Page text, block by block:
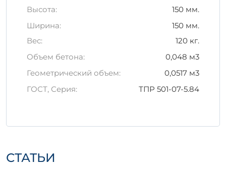
гарантируете себе надежное решение для
соответствующее самым высоким
стандартам качества.
Высота:
150 мм.
Ширина:
150 мм.
Вес:
120 кг.
Объем бетона:
0,048 м3
Геометрический объем:
0,0517 м3
ГОСТ, Серия:
ТПР 501-07-5.84
СТАТЬИ